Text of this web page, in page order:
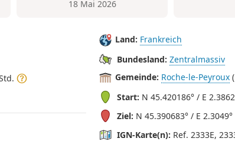
18 Mai 2026
Land: Frankreich
Bundesland: Zentralmassiv
Gemeinde: Roche-le-Peyroux
Start: N 45.420186° / E
Ziel: N 45.390683° / E 2.3049°
IGN-Karte(n): Ref. 2333E,